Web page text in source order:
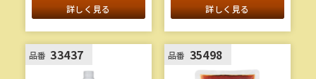
っぱりタイプのおろしソ
ースです。
1本当たり重量：2.0kg変
更をプレビュー
詳しく見る
です。
1本当たり重量：1.3kg
詳しく見る
品番 33437 品番 35498